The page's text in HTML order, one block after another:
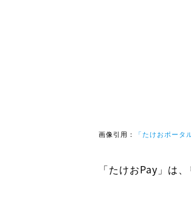
画像引用： 「たけおポータ
「たけおPay」は